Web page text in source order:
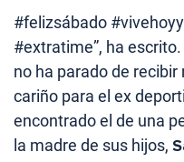
#felizsábado
#extratime”, ha
no ha parado de
cariño para el ex
encontrado el de una
la madre de sus hijos,